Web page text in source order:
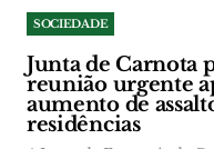
SOCIEDADE
Junta de Carnota
reunião urgente
aumento de
residências